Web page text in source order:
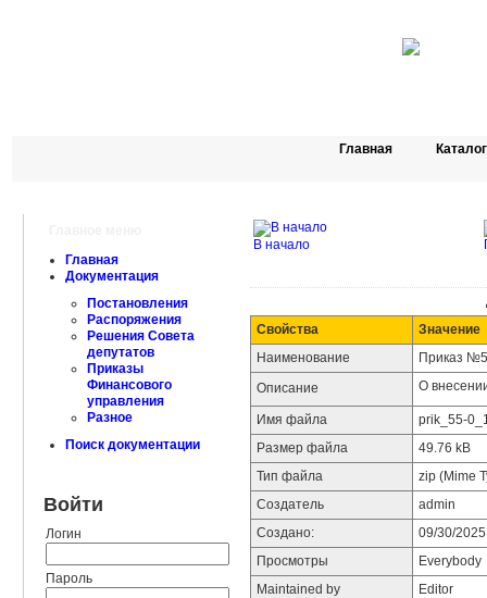
Главная
Главная
Документация
Постановления
Распоряжения
Решения Совета
депутатов
Приказы
Финансового
управления
Разное
Поиск документации
Войти
Логин
Пароль
В начало
Свойства
Значение
Наименование
Приказ
Описание
О
Имя файла
prik_55-
Размер файла
49.76 kB
Тип файла
zip (Mime
Создатель
admin
Создано:
09/30/
Просмотры
Everybody
Maintained by
Editor